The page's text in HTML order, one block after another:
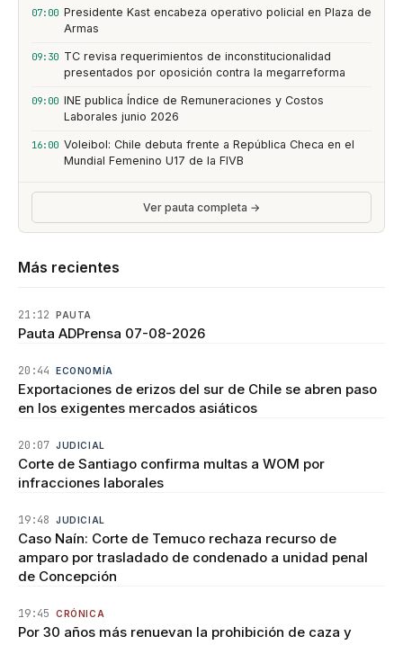
07:00 Presidente Kast encabeza operativo policial en Plaza de
Armas
09:30 TC revisa requerimientos de inconstitucionalidad
presentados por oposición contra la megarreforma
09:00 INE publica Índice de Remuneraciones y Costos
Laborales junio 2026
16:00 Voleibol: Chile debuta frente a República Checa en el
Mundial Femenino U17 de la FIVB
Ver pauta completa →
Más recientes
21:12 PAUTA
Pauta ADPrensa 07-08-2026
20:44 ECONOMÍA
Exportaciones de erizos del sur de Chile se abren paso
en los exigentes mercados asiáticos
20:07 JUDICIAL
Corte de Santiago confirma multas a WOM por
infracciones laborales
19:48 JUDICIAL
Caso Naín: Corte de Temuco rechaza recurso de
amparo por trasladado de condenado a unidad penal
de Concepción
19:45 CRÓNICA
Por 30 años más renuevan la prohibición de caza y